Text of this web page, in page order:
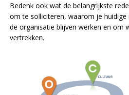
Bedenk ook wat de belangrijkste
om te solliciteren, waarom je huidige
de organisatie blijven werken en om
vertrekken.